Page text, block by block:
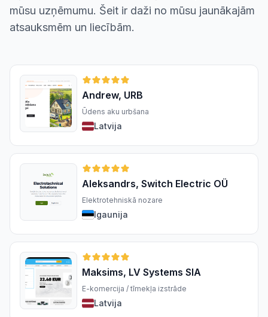
mūsu uzņēmumu. Šeit ir daži no mūsu jaunākajām
atsauksmēm un liecībām.
Andrew, URB
Ūdens aku urbšana
Latvija
Aleksandrs, Switch Electric OÜ
Elektrotehniskā nozare
Igaunija
Maksims, LV Systems SIA
E-komercija / tīmekļa izstrāde
Latvija